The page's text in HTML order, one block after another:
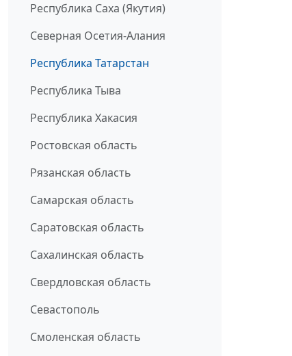
Республика Саха (Якутия)
Северная Осетия-Алания
Республика Татарстан
Республика Тыва
Республика Хакасия
Ростовская область
Рязанская область
Самарская область
Саратовская область
Сахалинская область
Свердловская область
Севастополь
Смоленская область